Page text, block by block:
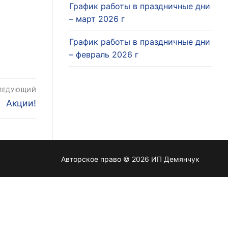
Следующая
Акции!
График работы в праздничные дни
– март 2026 г
График работы в праздничные дни
– февраль 2026 г
Авторское право © 2026 ИП Демянчук